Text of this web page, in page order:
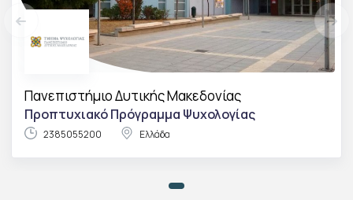
Πανεπιστήμιο Δυτικής Μακεδονίας
Προπτυχιακό Πρόγραμμα Ψυχολογίας
2385055200 Ελλάδα